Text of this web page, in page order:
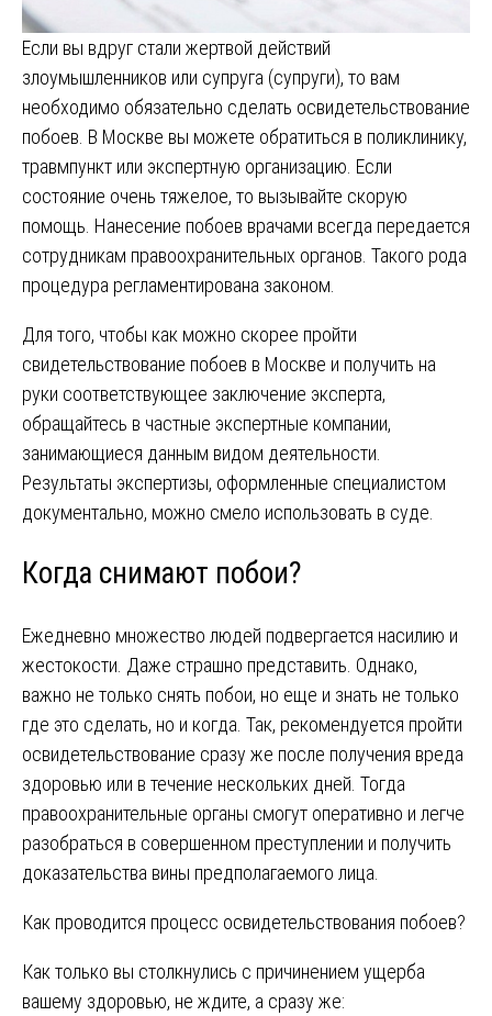
Если вы вдруг стали жертвой действий
злоумышленников или супруга (супруги), то вам
необходимо обязательно сделать освидетельствование
побоев. В Москве вы можете обратиться в поликлинику,
травмпункт или экспертную организацию. Если
состояние очень тяжелое, то вызывайте скорую
помощь. Нанесение побоев врачами всегда передается
сотрудникам правоохранительных органов. Такого рода
процедура регламентирована законом.
Для того, чтобы как можно скорее пройти
свидетельствование побоев в Москве и получить на
руки соответствующее заключение эксперта,
обращайтесь в частные экспертные компании,
занимающиеся данным видом деятельности.
Результаты экспертизы, оформленные специалистом
документально, можно смело использовать в суде.
Когда снимают побои?
Ежедневно множество людей подвергается насилию и
жестокости. Даже страшно представить. Однако,
важно не только снять побои, но еще и знать не только
где это сделать, но и когда. Так, рекомендуется пройти
освидетельствование сразу же после получения вреда
здоровью или в течение нескольких дней. Тогда
правоохранительные органы смогут оперативно и легче
разобраться в совершенном преступлении и получить
доказательства вины предполагаемого лица.
Как проводится процесс освидетельствования побоев?
Как только вы столкнулись с причинением ущерба
вашему здоровью, не ждите, а сразу же: